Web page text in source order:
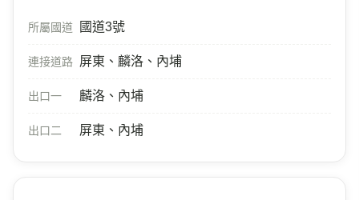
所屬國道 國道3號
連接道路 屏東、麟洛、內埔
出口一 麟洛、內埔
出口二 屏東、內埔